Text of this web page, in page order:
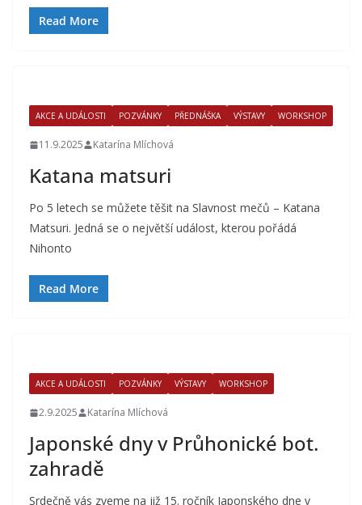
Read More
AKCE A UDÁLOSTI POZVÁNKY PŘEDNÁŠKA VÝSTAVY WORKSHOP
11.9.2025 Katarína Mlíchová
Katana matsuri
Po 5 letech se můžete těšit na Slavnost mečů – Katana
Matsuri. Jedná se o největší událost, kterou pořádá
Nihonto
Read More
AKCE A UDÁLOSTI POZVÁNKY VÝSTAVY WORKSHOP
2.9.2025 Katarína Mlíchová
Japonské dny v Průhonické bot.
zahradě
Srdečně vás zveme na již 15. ročník Japonského dne v